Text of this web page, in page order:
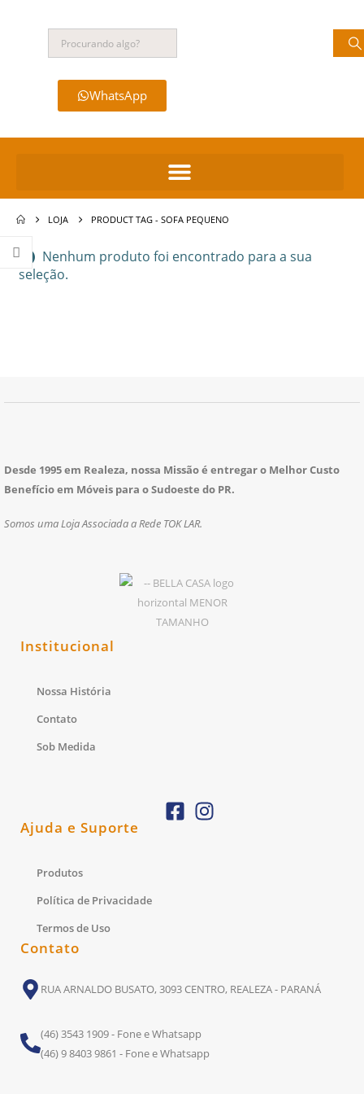
WhatsApp
LOJA PRODUCT TAG -SOFA PEQUENO
Nenhum produto foi encontrado para a sua
seleção.
Desde 1995 em Realeza, nossa Missão é entregar o Melhor Custo
Benefício em Móveis para o Sudoeste do PR.
Somos uma Loja Associada a Rede TOK LAR.
Institucional
Nossa História
Contato
Sob Medida
Ajuda e Suporte
Produtos
Política de Privacidade
Termos de Uso
Contato
RUA ARNALDO BUSATO, 3093 CENTRO, REALEZA - PARANÁ
(46) 3543 1909 - Fone e Whatsapp
(46) 9 8403 9861 - Fone e Whatsapp